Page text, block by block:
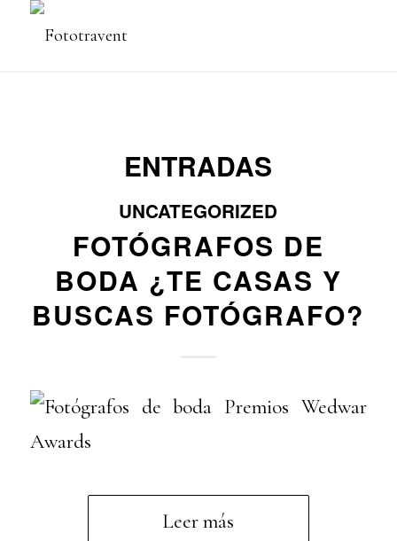
ENTRADAS
UNCATEGORIZED
FOTÓGRAFOS DE
BODA ¿TE CASAS Y
BUSCAS FOTÓGRAFO?
Leer más